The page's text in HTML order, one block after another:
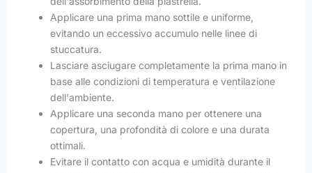
Applicare una prima mano sottile e uniforme,
evitando un eccessivo accumulo nelle linee di
stuccatura.
Lasciare asciugare completamente la prima mano in
base alle condizioni di temperatura e ventilazione
dell'ambiente.
Applicare una seconda mano per ottenere una
copertura, una profondità di colore e una durata
ottimali.
Evitare il contatto con acqua e umidità durante il